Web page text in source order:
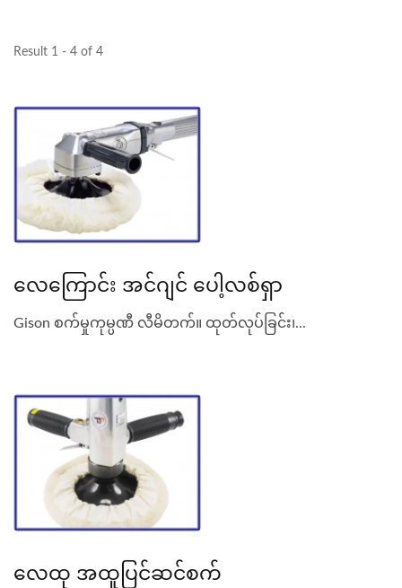
Result 1 - 4 of 4
လေကြောင်း အင်ဂျင် ပေါ့လစ်ရှာ
Gison စက်မှုကုမ္ပဏီ လီမိတက်။ ထုတ်လုပ်ခြင်း၊...
လေထု အထူပြင်ဆင်စက်